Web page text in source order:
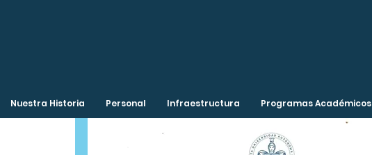
Nuestra Historia Personal Infraestructura Programas Académicos